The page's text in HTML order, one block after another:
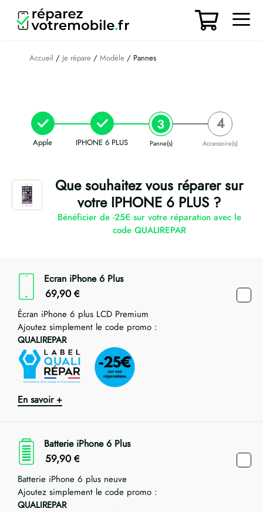
contenu
Accueil / Je répare / Modèle / Pannes
Apple IPHONE 6 PLUS Panne(s) Accessoire(s)
Que souhaitez vous réparer sur
votre IPHONE 6 PLUS ?
Bénéficier de -25€ sur votre réparation avec le
code QUALIREPAR
Ecran iPhone 6 Plus
69,90 €
Écran iPhone 6 plus LCD Premium
Ajoutez simplement le code promo :
QUALIREPAR
En savoir +
Batterie iPhone 6 Plus
59,90 €
Batterie iPhone 6 plus neuve
Ajoutez simplement le code promo :
QUALIREPAR